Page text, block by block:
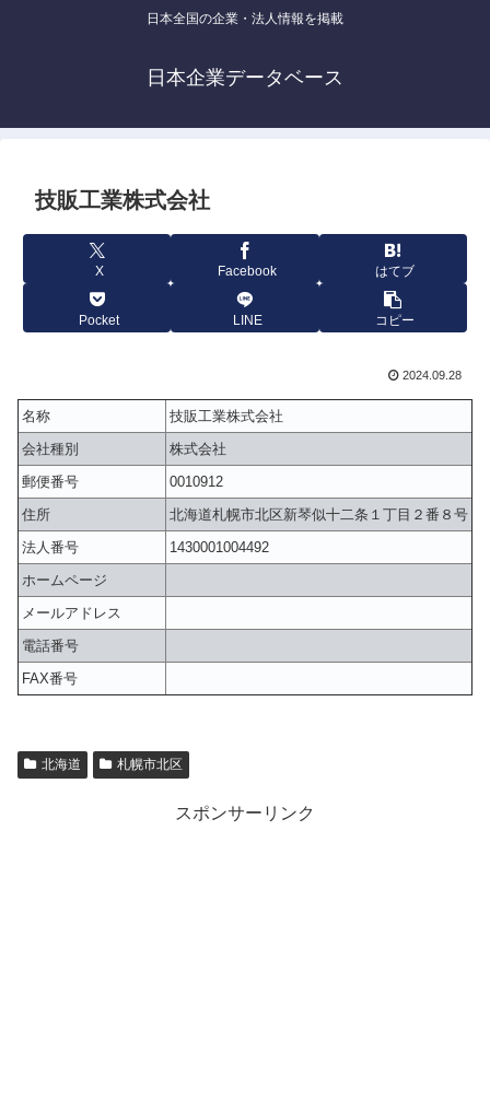
日本全国の企業・法人情報を掲載
日本企業データベース
技販工業株式会社
X Facebook はてブ
Pocket LINE コピー
2024.09.28
名称
技販工業株式会社
会社種別
株式会社
郵便番号
0010912
住所
北海道札幌市北区新琴似十二条１丁目２番８号
法人番号
1430001004492
ホームページ
メールアドレス
電話番号
FAX番号
北海道 札幌市北区
スポンサーリンク